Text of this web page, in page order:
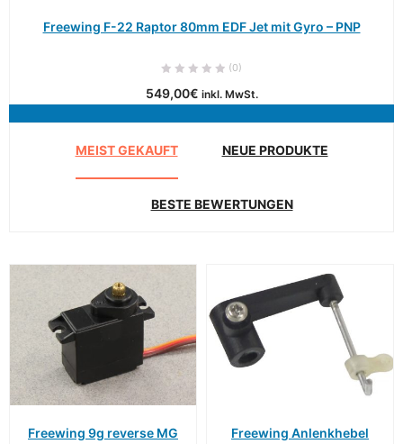
Freewing F-22 Raptor 80mm EDF Jet mit Gyro – PNP
(0)
549,00€ inkl. MwSt.
MEIST GEKAUFT NEUE PRODUKTE
BESTE BEWERTUNGEN
Freewing 9g reverse MG
Freewing Anlenkhebel